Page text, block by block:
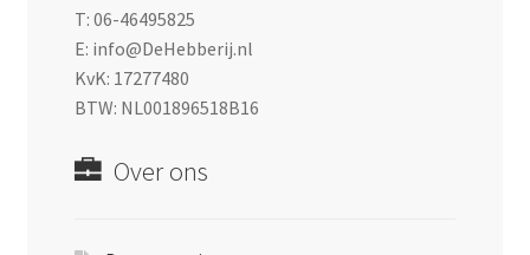
T: 06-46495825
E: info@DeHebberij.nl
KvK: 17277480
BTW: NL001896518B16
Over ons